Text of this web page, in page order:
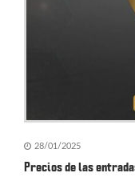
d
28/01/2025
Precios de las